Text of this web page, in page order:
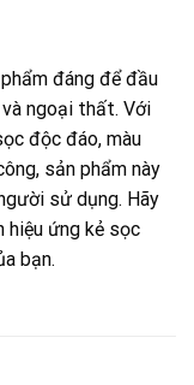
đáng để đầu
ngoại thất. Với
độc đáo, màu
sản phẩm này
sử dụng. Hãy
hiệu ứng kẻ sọc
bạn.